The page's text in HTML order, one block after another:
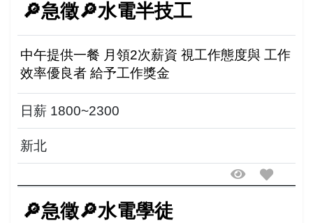
🔎急徵🔎水電半技工
中午提供一餐 月領2次薪資 視工作態度與 工作
效率優良者 給予工作獎金
日薪 1800~2300
新北
🔎急徵🔎水電學徒